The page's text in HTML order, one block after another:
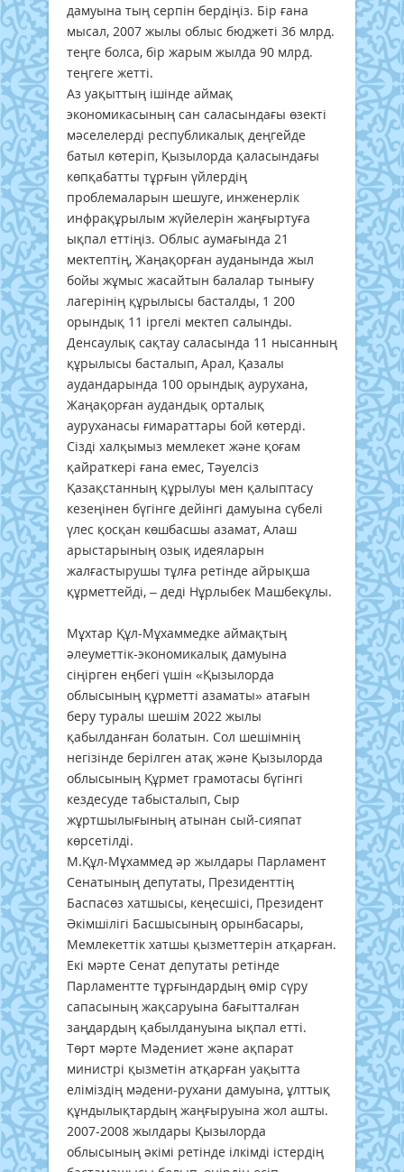
дамуына тың серпін бердіңіз. Бір ғана
мысал, 2007 жылы облыс бюджеті 36 млрд.
теңге болса, бір жарым жылда 90 млрд.
теңгеге жетті.
Аз уақыттың ішінде аймақ
экономикасының сан саласындағы өзекті
мәселелерді республикалық деңгейде
батыл көтеріп, Қызылорда қаласындағы
көпқабатты тұрғын үйлердің
проблемаларын шешуге, инженерлік
инфрақұрылым жүйелерін жаңғыртуға
ықпал еттіңіз. Облыс аумағында 21
мектептің, Жаңақорған ауданында жыл
бойы жұмыс жасайтын балалар тынығу
лагерінің құрылысы басталды, 1 200
орындық 11 іргелі мектеп салынды.
Денсаулық сақтау саласында 11 нысанның
құрылысы басталып, Арал, Қазалы
аудандарында 100 орындық аурухана,
Жаңақорған аудандық орталық
ауруханасы ғимараттары бой көтерді.
Сізді халқымыз мемлекет және қоғам
қайраткері ғана емес, Тәуелсіз
Қазақстанның құрылуы мен қалыптасу
кезеңінен бүгінге дейінгі дамуына сүбелі
үлес қосқан көшбасшы азамат, Алаш
арыстарының озық идеяларын
жалғастырушы тұлға ретінде айрықша
құрметтейді, – деді Нұрлыбек Машбекұлы.
Мұхтар Құл-Мұхаммедке аймақтың
әлеуметтік-экономикалық дамуына
сіңірген еңбегі үшін «Қызылорда
облысының құрметті азаматы» атағын
беру туралы шешім 2022 жылы
қабылданған болатын. Сол шешімнің
негізінде берілген атақ және Қызылорда
облысының Құрмет грамотасы бүгінгі
кездесуде табысталып, Сыр
жұртшылығының атынан сый-сияпат
көрсетілді.
М.Құл-Мұхаммед әр жылдары Парламент
Сенатының депутаты, Президенттің
Баспасөз хатшысы, кеңесшісі, Президент
Әкімшілігі Басшысының орынбасары,
Мемлекеттік хатшы қызметтерін атқарған.
Екі мәрте Сенат депутаты ретінде
Парламентте тұрғындардың өмір сүру
сапасының жақсаруына бағытталған
заңдардың қабылдануына ықпал етті.
Төрт мәрте Мәдениет және ақпарат
министрі қызметін атқарған уақытта
еліміздің мәдени-рухани дамуына, ұлттық
құндылықтардың жаңғыруына жол ашты.
2007-2008 жылдары Қызылорда
облысының әкімі ретінде ілкімді істердің